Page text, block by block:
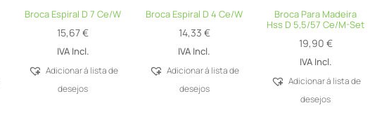
Broca Espiral D 7 Ce/W
15,67€
IVA Incl.
Adicionar á lista de
desejos
Broca Espiral D 4 Ce/W
14,33 €
IVA Incl.
Adicionar á lista de
desejos
Broca Para Madeira
Hss D 5,5/57 Ce/M-Set
19,90 €
IVA Incl.
Adicionar á lista de
desejos